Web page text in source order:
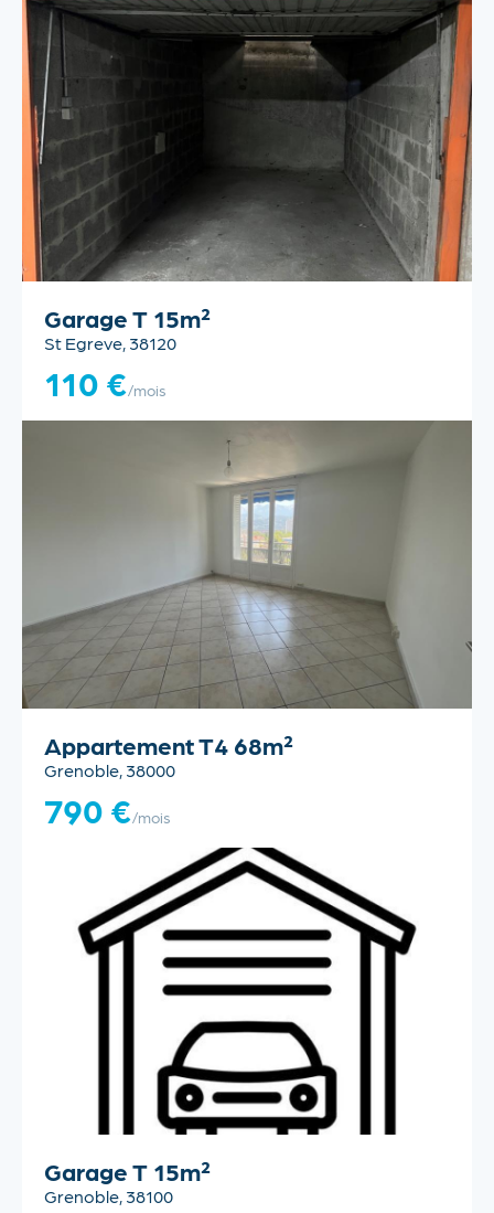
Garage T 15m²
St Egreve, 38120
110 €/mois
Appartement T4 68m²
Grenoble, 38000
790 €/mois
Garage T 15m²
Grenoble, 38100